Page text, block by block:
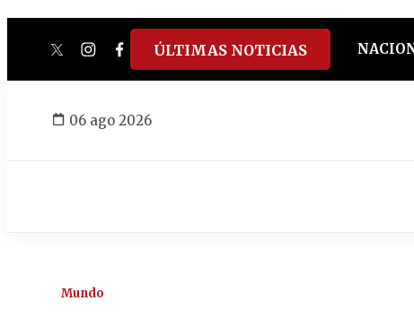
twitterinstagram
facebook
tiktokyoutube
spotify
ÚLTIMAS NOTICIAS
06 ago 2026
Mundo